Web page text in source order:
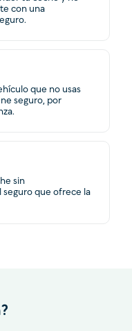
con una
que no usas
seguro, por
sin
que ofrece la